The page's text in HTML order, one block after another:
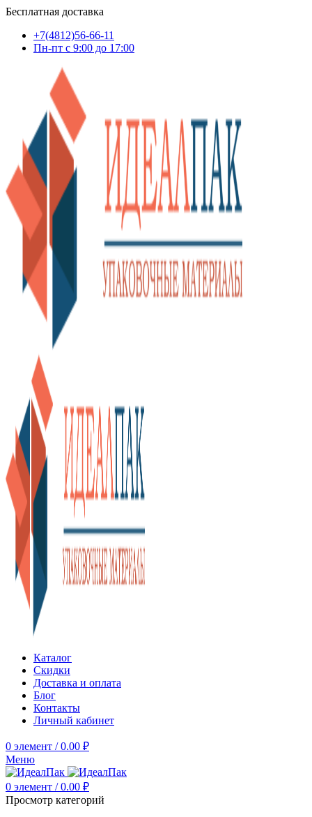
Бесплатная доставка
+7(4812)56-66-11
Пн-пт c 9:00 до 17:00
Каталог
Скидки
Доставка и оплата
Блог
Контакты
Личный кабинет
0 элемент / 0.00 ₽
Меню
0 элемент / 0.00 ₽
Просмотр категорий